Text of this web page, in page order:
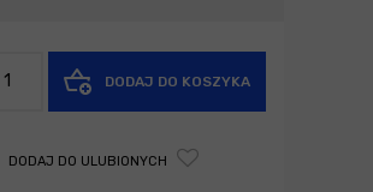
DODAJ DO KOSZYKA
DODAJ DO ULUBIONYCH